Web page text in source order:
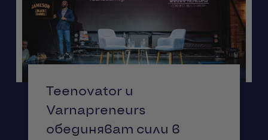
Teenovator и
Varnapreneurs
обединяват сили в